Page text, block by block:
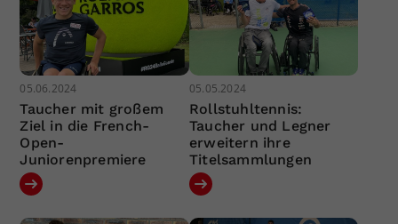
05.06.2024
Taucher mit großem
Ziel in die French-
Open-
Juniorenpremiere
05.05.2024
Rollstuhltennis:
Taucher und Legner
erweitern ihre
Titelsammlungen